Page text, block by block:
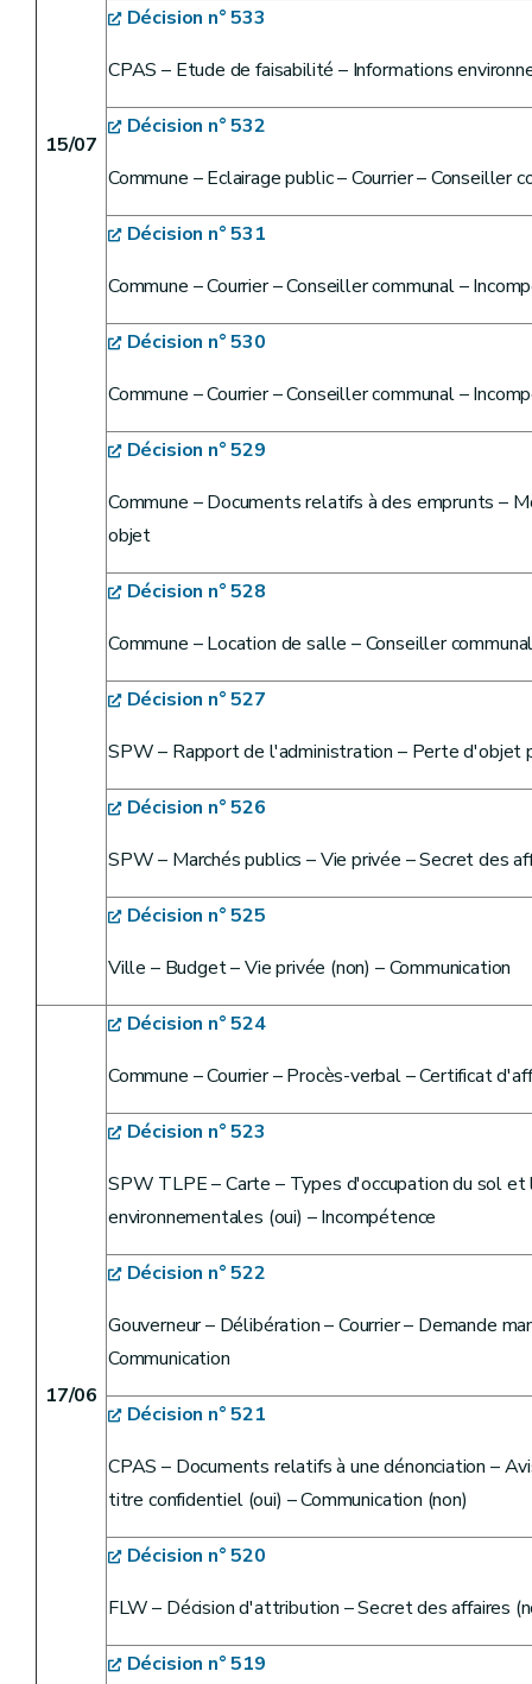
15/07
Décision n° 533
CPAS – Etude de faisabilité – Informations
Décision n° 532
Commune – Eclairage public – Courrier – Conseiller
Décision n° 531
Commune – Courrier – Conseiller communal –
Décision n° 530
Commune – Courrier – Conseiller communal –
Décision n° 529
Commune – Documents relatifs à des emprunts –
objet
Décision n° 528
Commune – Location de salle – Conseiller
Décision n° 527
SPW – Rapport de l'administration – Perte d'objet
Décision n° 526
SPW – Marchés publics – Vie privée – Secret des
Décision n° 525
Ville – Budget – Vie privée (non) – Communication
17/06
Décision n° 524
Commune – Courrier – Procès-verbal – Certificat
Décision n° 523
SPW TLPE – Carte – Types d'occupation du sol
environnementales (oui) – Incompétence
Décision n° 522
Gouverneur – Délibération – Courrier – Demande
Communication
Décision n° 521
CPAS – Documents relatifs à une dénonciation –
titre confidentiel (oui) – Communication (non)
Décision n° 520
FLW – Décision d'attribution – Secret des affaires
Décision n° 519